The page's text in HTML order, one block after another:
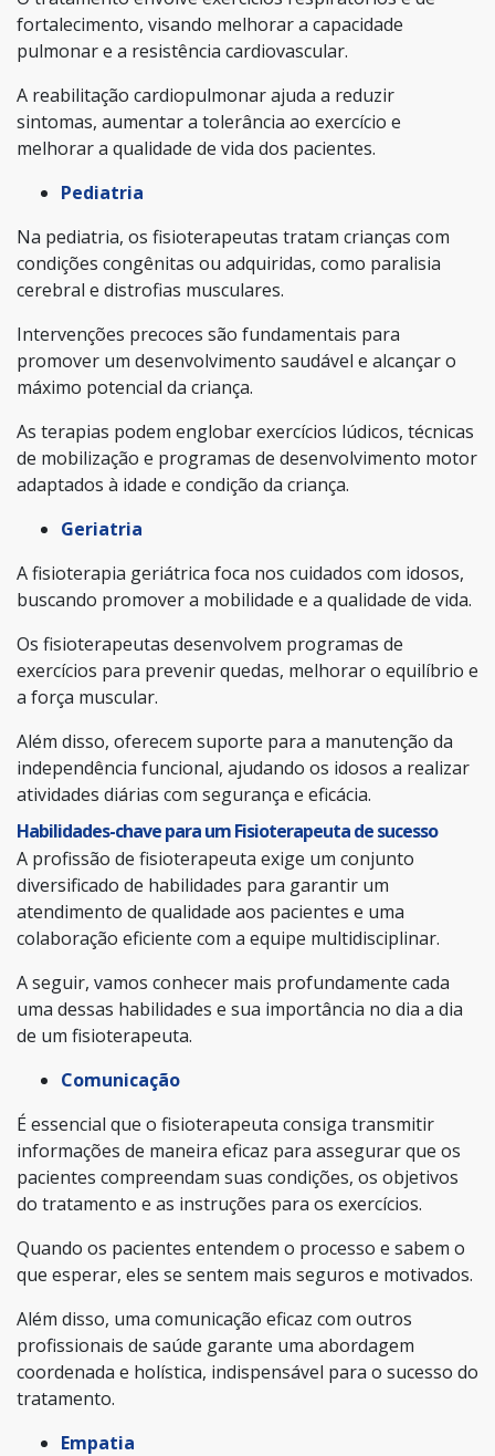
fortalecimento, visando melhorar a capacidade
pulmonar e a resistência cardiovascular.
A reabilitação cardiopulmonar ajuda a reduzir
sintomas, aumentar a tolerância ao exercício e
melhorar a qualidade de vida dos pacientes.
Pediatria
Na pediatria, os fisioterapeutas tratam crianças com
condições congênitas ou adquiridas, como paralisia
cerebral e distrofias musculares.
Intervenções precoces são fundamentais para
promover um desenvolvimento saudável e alcançar o
máximo potencial da criança.
As terapias podem englobar exercícios lúdicos, técnicas
de mobilização e programas de desenvolvimento motor
adaptados à idade e condição da criança.
Geriatria
A fisioterapia geriátrica foca nos cuidados com idosos,
buscando promover a mobilidade e a qualidade de vida.
Os fisioterapeutas desenvolvem programas de
exercícios para prevenir quedas, melhorar o equilíbrio e
a força muscular.
Além disso, oferecem suporte para a manutenção da
independência funcional, ajudando os idosos a realizar
atividades diárias com segurança e eficácia.
Habilidades-chave para um Fisioterapeuta de sucesso
A profissão de fisioterapeuta exige um conjunto
diversificado de habilidades para garantir um
atendimento de qualidade aos pacientes e uma
colaboração eficiente com a equipe multidisciplinar.
A seguir, vamos conhecer mais profundamente cada
uma dessas habilidades e sua importância no dia a dia
de um fisioterapeuta.
Comunicação
É essencial que o fisioterapeuta consiga transmitir
informações de maneira eficaz para assegurar que os
pacientes compreendam suas condições, os objetivos
do tratamento e as instruções para os exercícios.
Quando os pacientes entendem o processo e sabem o
que esperar, eles se sentem mais seguros e motivados.
Além disso, uma comunicação eficaz com outros
profissionais de saúde garante uma abordagem
coordenada e holística, indispensável para o sucesso do
tratamento.
Empatia